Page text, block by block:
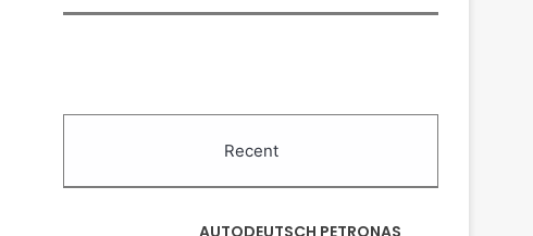
Recent
AUTODEUTSCH PETRONAS